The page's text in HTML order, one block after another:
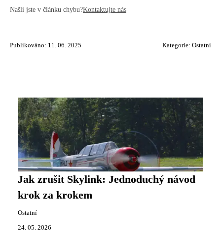
Našli jste v článku chybu?Kontaktujte nás
Publikováno: 11. 06. 2025 Kategorie: Ostatní
Jak zrušit Skylink: Jednoduchý návod
krok za krokem
Ostatní
24. 05. 2026